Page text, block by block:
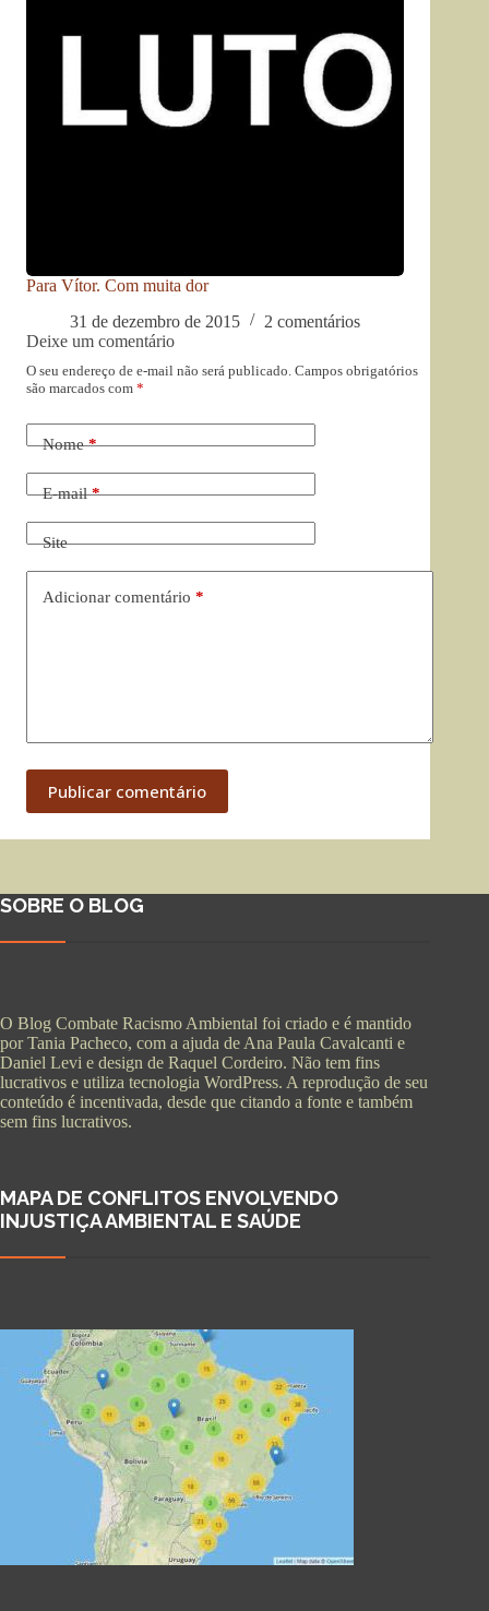
Para Vítor. Com muita dor
31 de dezembro de 2015
2 comentários
Deixe um comentário
O seu endereço de e-mail não será publicado. Campos obrigatórios
são marcados com *
Nome*
E-mail*
Site
Adicionar comentário *
Publicar comentário
SOBRE O BLOG
O Blog Combate Racismo Ambiental foi criado e é mantido
por Tania Pacheco, com a ajuda de Ana Paula Cavalcanti e
Daniel Levi e design de Raquel Cordeiro. Não tem fins
lucrativos e utiliza tecnologia WordPress. A reprodução de seu
conteúdo é incentivada, desde que citando a fonte e também
sem fins lucrativos.
MAPA DE CONFLITOS ENVOLVENDO
INJUSTIÇA AMBIENTAL E SAÚDE